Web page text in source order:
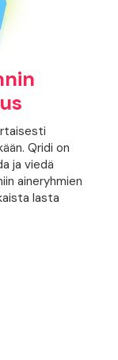
Qridi on
ja viedä
aineryhmien
lasta